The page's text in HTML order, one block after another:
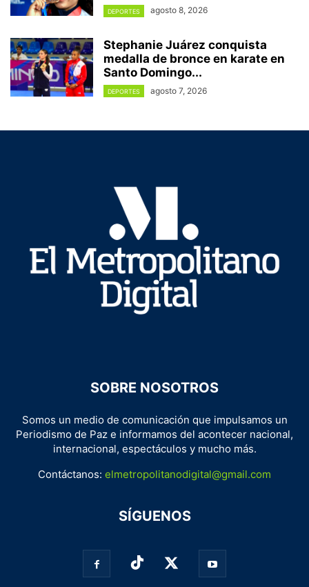
DEPORTES agosto 8, 2026
Stephanie Juárez conquista
medalla de bronce en karate en
Santo Domingo...
DEPORTES agosto 7, 2026
SOBRE NOSOTROS
Somos un medio de comunicación que impulsamos un
Periodismo de Paz e informamos del acontecer nacional,
internacional, espectáculos y mucho más.
Contáctanos: elmetropolitanodigital@gmail.com
SÍGUENOS